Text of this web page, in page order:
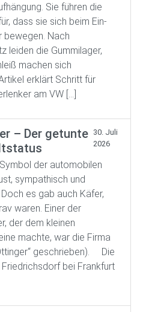
Sie führen die
dass sie sich beim Ein-
bewegen. Nach
leiden die Gummilager,
machen sich
erklärt Schritt für
am VW […]
– Der getunte 30. Juli
2026
der automobilen
sympathisch und
es gab auch Käfer,
waren. Einer der
der dem kleinen
machte, war die Firma
geschrieben). Die
bei Frankfurt